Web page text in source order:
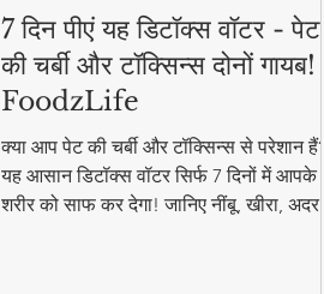
7 दिन पीएं यह डिटॉक्स वॉटर - पेट
की चर्बी और टॉक्सिन्स दोनों गायब! |
FoodzLife
क्या आप पेट की चर्बी और टॉक्सिन्स से परेशान हैं?
यह आसान डिटॉक्स वॉटर सिर्फ 7 दिनों में आपके
शरीर को साफ कर देगा! जानिए नींबू, खीरा, अदरक